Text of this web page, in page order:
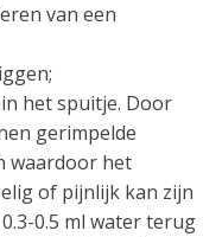
van een
het spuitje. Door
gerimpelde
waardoor het
of pijnlijk kan zijn
0.5 ml water terug